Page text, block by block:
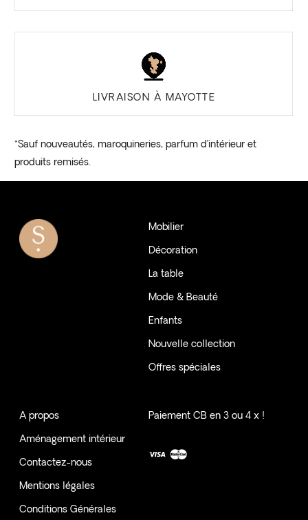
LIVRAISON À MAYOTTE
*Sauf nouveautés, maroquineries, parfum d’intérieur et
produits remisés.
Mobilier
Décoration
La table
Mode & Beauté
Enfants
Nouvelle collection
Offres spéciales
A propos
Aménagement intérieur
Contactez-nous
Mentions légales
Conditions Générales
Paiement CB en 3 ou 4 x !